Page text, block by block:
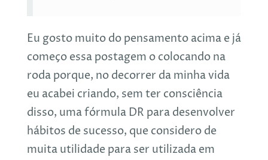
Eu gosto muito do pensamento acima e já
começo essa postagem o colocando na
roda porque, no decorrer da minha vida
eu acabei criando, sem ter consciência
disso, uma fórmula DR para desenvolver
hábitos de sucesso, que considero de
muita utilidade para ser utilizada em